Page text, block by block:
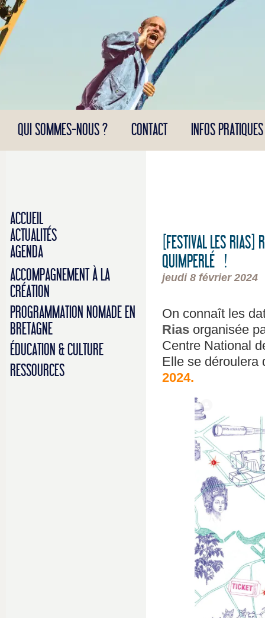
Panneau de gestion des cookies
QUI SOMMES-NOUS ? CONTACT INFOS PRATIQUES
ACCUEIL
ACTUALITÉS
AGENDA
ACCOMPAGNEMENT À LA
CRÉATION
PROGRAMMATION NOMADE EN
BRETAGNE
ÉDUCATION & CULTURE
RESSOURCES
[FESTIVAL LES RIAS]
QUIMPERLÉ !
jeudi 8 février 2024
On connaît les
Riasorganisée
Centre National
Elle se déroulera
2024.